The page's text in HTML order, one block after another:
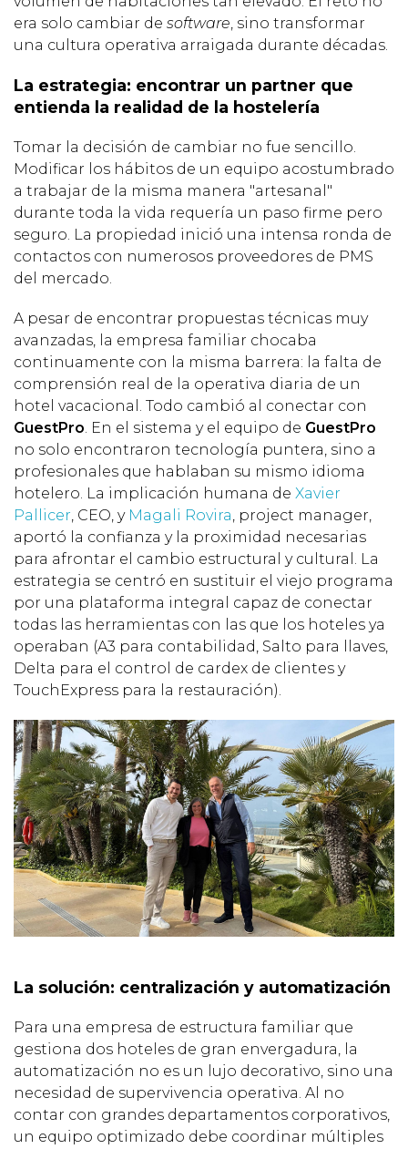
era solo cambiar de software , sino transformar
una cultura operativa arraigada durante décadas.
La estrategia: encontrar un partner que
entienda la realidad de la hostelería
Tomar la decisión de cambiar no fue sencillo.
Modificar los hábitos de un equipo acostumbrado
a trabajar de la misma manera "artesanal"
durante toda la vida requería un paso firme pero
seguro. La propiedad inició una intensa ronda de
contactos con numerosos proveedores de PMS
del mercado.
A pesar de encontrar propuestas técnicas muy
avanzadas, la empresa familiar chocaba
continuamente con la misma barrera: la falta de
comprensión real de la operativa diaria de un
hotel vacacional. Todo cambió al conectar con
GuestPro . En el sistema y el equipo de GuestPro
no solo encontraron tecnología puntera, sino a
profesionales que hablaban su mismo idioma
hotelero. La implicación humana de Xavier
Pallicer , CEO, y Magali Rovira , project manager,
aportó la confianza y la proximidad necesarias
para afrontar el cambio estructural y cultural. La
estrategia se centró en sustituir el viejo programa
por una plataforma integral capaz de conectar
todas las herramientas con las que los hoteles ya
operaban (A3 para contabilidad, Salto para llaves,
Delta para el control de cardex de clientes y
TouchExpress para la restauración).
La solución: centralización y automatización
Para una empresa de estructura familiar que
gestiona dos hoteles de gran envergadura, la
automatización no es un lujo decorativo, sino una
necesidad de supervivencia operativa. Al no
contar con grandes departamentos corporativos,
un equipo optimizado debe coordinar múltiples